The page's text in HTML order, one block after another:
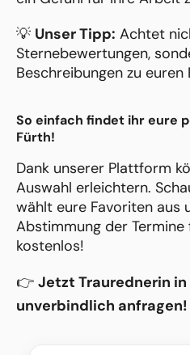
💡 Unser Tipp: Achtet
Sternebewertungen,
Beschreibungen zu
So einfach findet ihr eure
Fürth!
Dank unserer Plattform
Auswahl erleichtern.
wählt eure Favoriten aus
Abstimmung der
kostenlos!
👉 Jetzt Traurednerin
unverbindlich anfragen!